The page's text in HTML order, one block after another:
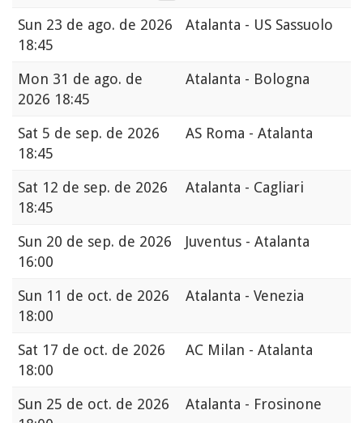
Sun 23 de ago. de 2026
18:45
Atalanta - US Sassuolo
Mon 31 de ago. de
2026 18:45
Atalanta - Bologna
Sat 5 de sep. de 2026
18:45
AS Roma - Atalanta
Sat 12 de sep. de 2026
18:45
Atalanta - Cagliari
Sun 20 de sep. de 2026
16:00
Juventus - Atalanta
Sun 11 de oct. de 2026
18:00
Atalanta - Venezia
Sat 17 de oct. de 2026
18:00
AC Milan - Atalanta
Sun 25 de oct. de 2026
Atalanta - Frosinone